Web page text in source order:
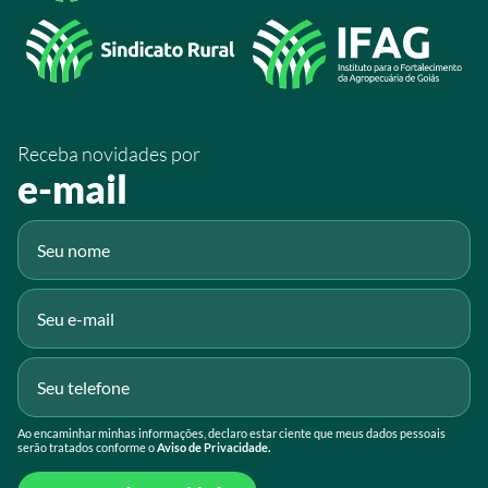
/sistemafaeg
/SistemaFaeg
Fluig
Receba novidades por
e-mail
Ao encaminhar minhas informações, declaro estar ciente que meus dados pessoais
serão tratados conforme oAviso de Privacidade.